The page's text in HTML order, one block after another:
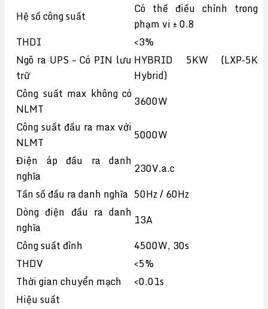
Hệ số công suất
Có thế điều chỉnh trong
phạm vi ± 0.8
THDI
<3%
Ngõ ra UPS – Có PIN lưu
trữ
HYBRID 5KW (LXP-5K
Hybrid)
Công suất max không có
NLMT
3600W
Công suất đầu ra max với
NLMT
5000W
Điện áp đầu ra danh
nghĩa
230V.a.c
Tần số đầu ra danh nghĩa 50Hz / 60Hz
Dòng điện đầu ra danh
nghĩa
13A
Công suất đỉnh
4500W, 30s
THDV
<5%
Thời gian chuyển mạch
<0.01s
Hiệu suất